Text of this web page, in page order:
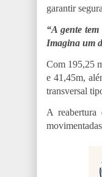
garantir
“A gente
Imagina um
Com 195,25
e 41,45m,
transversal
A